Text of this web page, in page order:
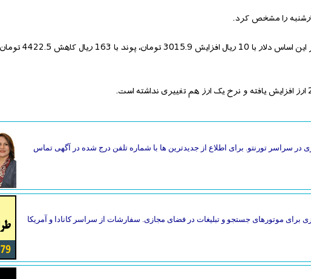
را مشخص کرد.
سراسر تورنتو. برای اطلاع از جدیدترین ها با شماره تلفن درج شده در آگهی تماس
برای موتورهای جستجو و تبلیغات در فضای مجازی. سفارشات از سراسر کانادا و آمریکا